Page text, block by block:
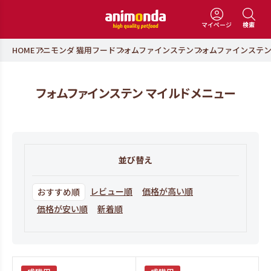
マイページ 検索
HOMEアニモンダ 猫用フードフォムファインステンフォムファインステ
フォムファインステン マイルドメニュー
並び替え
おすすめ順 レビュー順
価格が高い順
価格が安い順
新着順